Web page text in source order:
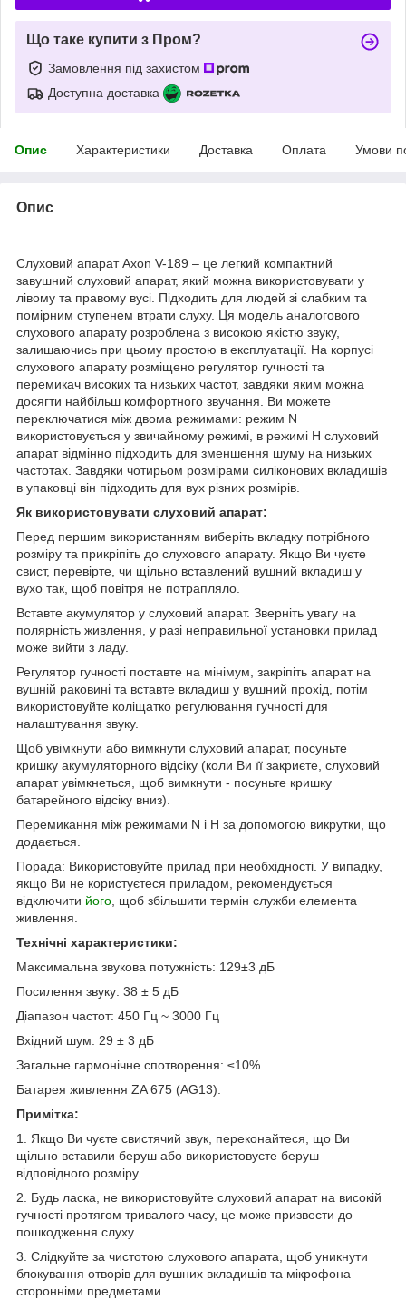
Що таке купити з Пром?
Замовлення під захистом
Доступна доставка
Опис Характеристики Доставка Оплата Умови
Опис
Слуховий апарат Axon V-189 – це легкий компактний
завушний слуховий апарат, який можна використовувати у
лівому та правому вусі. Підходить для людей зі слабким та
помірним ступенем втрати слуху. Ця модель аналогового
слухового апарату розроблена з високою якістю звуку,
залишаючись при цьому простою в експлуатації. На корпусі
слухового апарату розміщено регулятор гучності та
перемикач високих та низьких частот, завдяки яким можна
досягти найбільш комфортного звучання. Ви можете
переключатися між двома режимами: режим N
використовується у звичайному режимі, в режимі H слуховий
апарат відмінно підходить для зменшення шуму на низьких
частотах. Завдяки чотирьом розмірами силіконових вкладишів
в упаковці він підходить для вух різних розмірів.
Як використовувати слуховий апарат:
Перед першим використанням виберіть вкладку потрібного
розміру та прикріпіть до слухового апарату. Якщо Ви чуєте
свист, перевірте, чи щільно вставлений вушний вкладиш у
вухо так, щоб повітря не потрапляло.
Вставте акумулятор у слуховий апарат. Зверніть увагу на
полярність живлення, у разі неправильної установки прилад
може вийти з ладу.
Регулятор гучності поставте на мінімум, закріпіть апарат на
вушній раковині та вставте вкладиш у вушний прохід, потім
використовуйте коліщатко регулювання гучності для
налаштування звуку.
Щоб увімкнути або вимкнути слуховий апарат, посуньте
кришку акумуляторного відсіку (коли Ви її закриєте, слуховий
апарат увімкнеться, щоб вимкнути - посуньте кришку
батарейного відсіку вниз).
Перемикання між режимами N і H за допомогою викрутки, що
додається.
Порада: Використовуйте прилад при необхідності. У випадку,
якщо Ви не користуєтеся приладом, рекомендується
відключити його , щоб збільшити термін служби елемента
живлення.
Технічні характеристики:
Максимальна звукова потужність: 129±3 дБ
Посилення звуку: 38 ± 5 дБ
Діапазон частот: 450 Гц ~ 3000 Гц
Вхідний шум: 29 ± 3 дБ
Загальне гармонічне спотворення: ≤10%
Батарея живлення ZA 675 (AG13).
Примітка:
1. Якщо Ви чуєте свистячий звук, переконайтеся, що Ви
щільно вставили беруш або використовуєте беруш
відповідного розміру.
2. Будь ласка, не використовуйте слуховий апарат на високій
гучності протягом тривалого часу, це може призвести до
пошкодження слуху.
3. Слідкуйте за чистотою слухового апарата, щоб уникнути
блокування отворів для вушних вкладишів та мікрофона
сторонніми предметами.